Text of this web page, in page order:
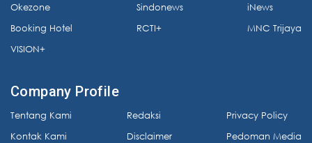
Okezone
Booking Hotel
VISION+
Sindonews
RCTI+
iNews
MNC Trijaya
Company Profile
Tentang Kami
Kontak Kami
Redaksi
Disclaimer
Privacy Policy
Pedoman Media